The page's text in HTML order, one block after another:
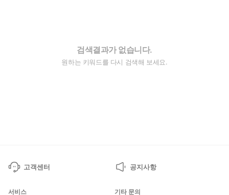
검색결과가 없습니다.
원하는 키워드를 다시 검색해 보세요.
고객센터 공지사항
서비스 기타 문의